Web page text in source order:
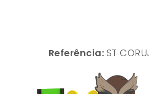
Referência: ST